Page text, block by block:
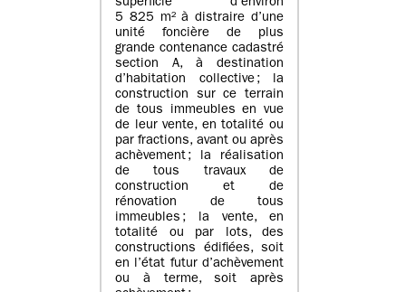
superficie d’environ
5 825 m² à distraire d’une
unité foncière de plus
grande contenance cadastré
section A, à destination
d’habitation collective ; la
construction sur ce terrain
de tous immeubles en vue
de leur vente, en totalité ou
par fractions, avant ou après
achèvement ; la réalisation
de tous travaux de
construction et de
rénovation de tous
immeubles ; la vente, en
totalité ou par lots, des
constructions édifiées, soit
en l’état futur d’achèvement
ou à terme, soit après